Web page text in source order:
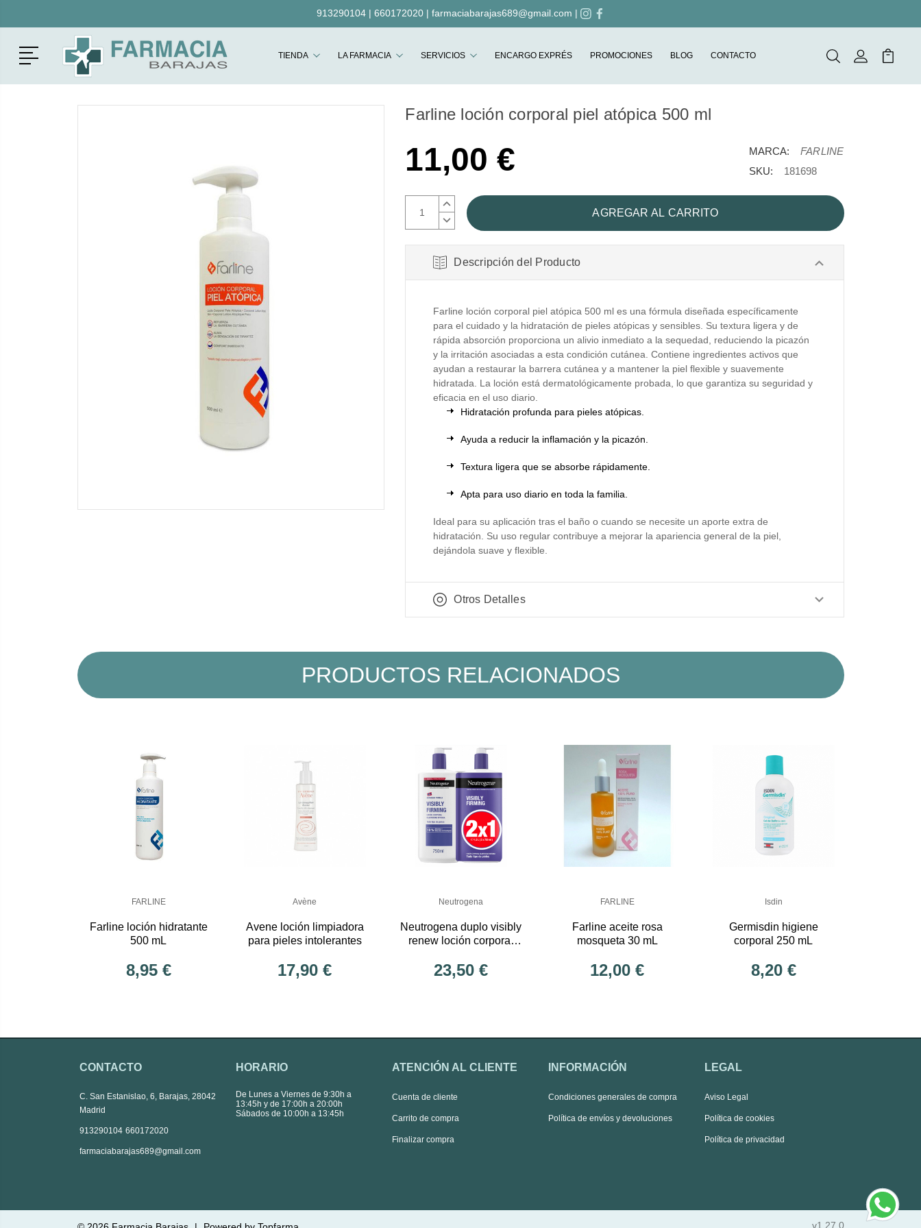
913290104| 660172020| farmaciabarajas689@gmail.com |
Menú TIENDA LA FARMACIA SERVICIOS ENCARGO EXPRÉS PROMOCIONES BLOG CONTACTO BuscarMi Cuenta
Mi
Farline loción corporal piel atópica 500 ml
11,00 €
AUMENTAR
CANTIDAD:
DISMINUIR
CANTIDAD:
MARCA:
FARLINE
SKU:
181698
Descripción del Producto
Farline loción corporal piel atópica 500 ml es una fórmula diseñada específicamente
para el cuidado y la hidratación de pieles atópicas y sensibles. Su textura ligera y de
rápida absorción proporciona un alivio inmediato a la sequedad, reduciendo la picazón
y la irritación asociadas a esta condición cutánea. Contiene ingredientes activos que
ayudan a restaurar la barrera cutánea y a mantener la piel flexible y suavemente
hidratada. La loción está dermatológicamente probada, lo que garantiza su seguridad y
eficacia en el uso diario.
Hidratación profunda para pieles atópicas.
Ayuda a reducir la inflamación y la picazón.
Textura ligera que se absorbe rápidamente.
Apta para uso diario en toda la familia.
Ideal para su aplicación tras el baño o cuando se necesite un aporte extra de
hidratación. Su uso regular contribuye a mejorar la apariencia general de la piel,
dejándola suave y flexible.
Otros Detalles
PRODUCTOS RELACIONADOS
FARLINE
Farline loción hidratante
500 mL
8,95 €
Avène
Avene loción limpiadora
para pieles intolerantes
17,90 €
Neutrogena
Neutrogena duplo visibly
renew loción corporal
mL
23,50 €
FARLINE
Farline aceite rosa
mosqueta 30 mL
12,00 €
Isdin
Germisdin higiene
corporal 250 mL
8,20 €
CONTACTO
C. San Estanislao, 6, Barajas, 28042
Madrid
913290104 660172020
farmaciabarajas689@gmail.com
HORARIO
De Lunes a Viernes de 9:30h a
13:45h y de 17:00h a 20:00h
Sábados de 10:00h a 13:45h
ATENCIÓN AL CLIENTE
Cuenta de cliente
Carrito de compra
Finalizar compra
INFORMACIÓN
Condiciones generales de compra
Política de envíos y devoluciones
LEGAL
Aviso Legal
Política de cookies
Política de privacidad
v1.27.0